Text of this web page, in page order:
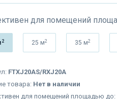
для помещений
2 25 м2 35 м2
FTXJ20AS/RXJ20A
товара: Нет в наличии
для помещений площадью до: